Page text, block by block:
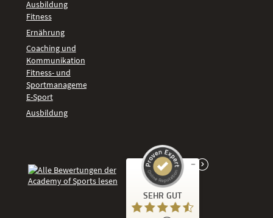
Ausbildung
Fitness
Ernährung
Coaching und
Kommunikation
Fitness- und
Sportmanagement
E-Sport
Ausbildung
SEHR GUT
Kundenbewertungen und Erfahrungen zu
Academy of Sports